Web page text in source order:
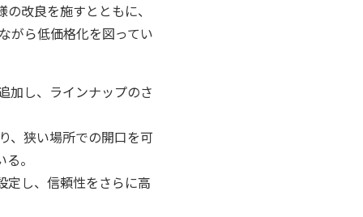
改良を施すとともに、
がら低価格化を図ってい
加し、ラインナップのさ
、狭い場所での開口を可
。
定し、信頼性をさらに高